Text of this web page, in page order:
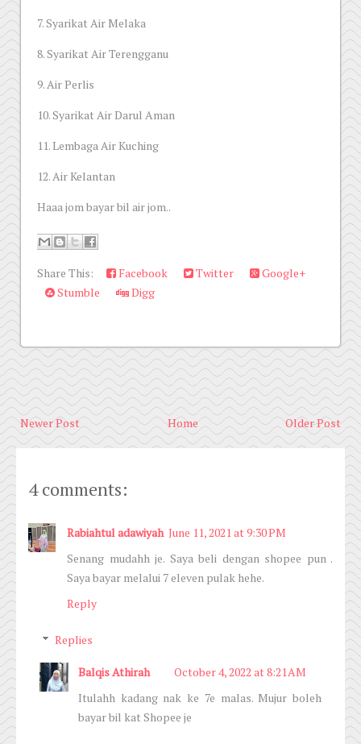
7. Syarikat Air Melaka
8. Syarikat Air Terengganu
9. Air Perlis
10. Syarikat Air Darul Aman
11. Lembaga Air Kuching
12. Air Kelantan
Haaa jom bayar bil air jom..
Share This: Facebook Twitter
Google+
Stumble
Digg
Newer Post Older Post
Home
4 comments:
Rabiahtul adawiyah June 11, 2021 at 9:30 PM
Senang mudahh je. Saya beli dengan shopee pun .
Saya bayar melalui 7 eleven pulak hehe.
Reply
Replies
Balqis Athirah
October 4, 2022 at 8:21 AM
Itulahh kadang nak ke 7e malas. Mujur boleh
bayar bil kat Shopee je